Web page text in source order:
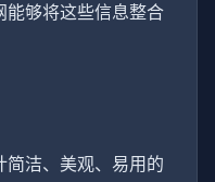
能够将这些信息整合
简洁、美观、易用的